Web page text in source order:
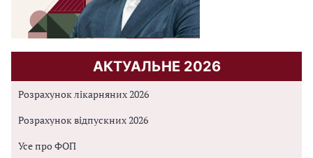
АКТУАЛЬНЕ 2026
Розрахунок лікарняних 2026
Розрахунок відпускних 2026
Усе про ФОП